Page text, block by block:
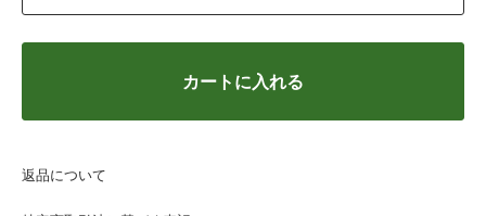
カートに入れる
返品について